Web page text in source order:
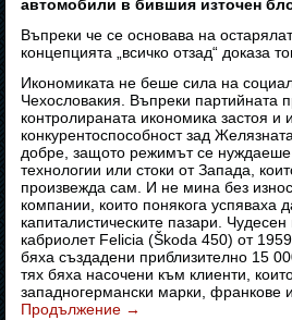
автомобили в бившия източен
Въпреки че се основава на
концепцията „всичко отзад“ доказа
Икономиката не беше сила на
Чехословакия. Въпреки партийната
контролираната икономика застоя и
конкурентоспособност зад
добре, защото режимът се нуждаеше
технологии или стоки от Запада,
произвежда сам. И не мина без
компании, които понякога успяваха
капиталистическите пазари.
кабриолет Felicia (Škoda 450) от
бяха създадени приблизително 15
тях бяха насочени към клиенти,
западногермански марки, франкове
Продължение →